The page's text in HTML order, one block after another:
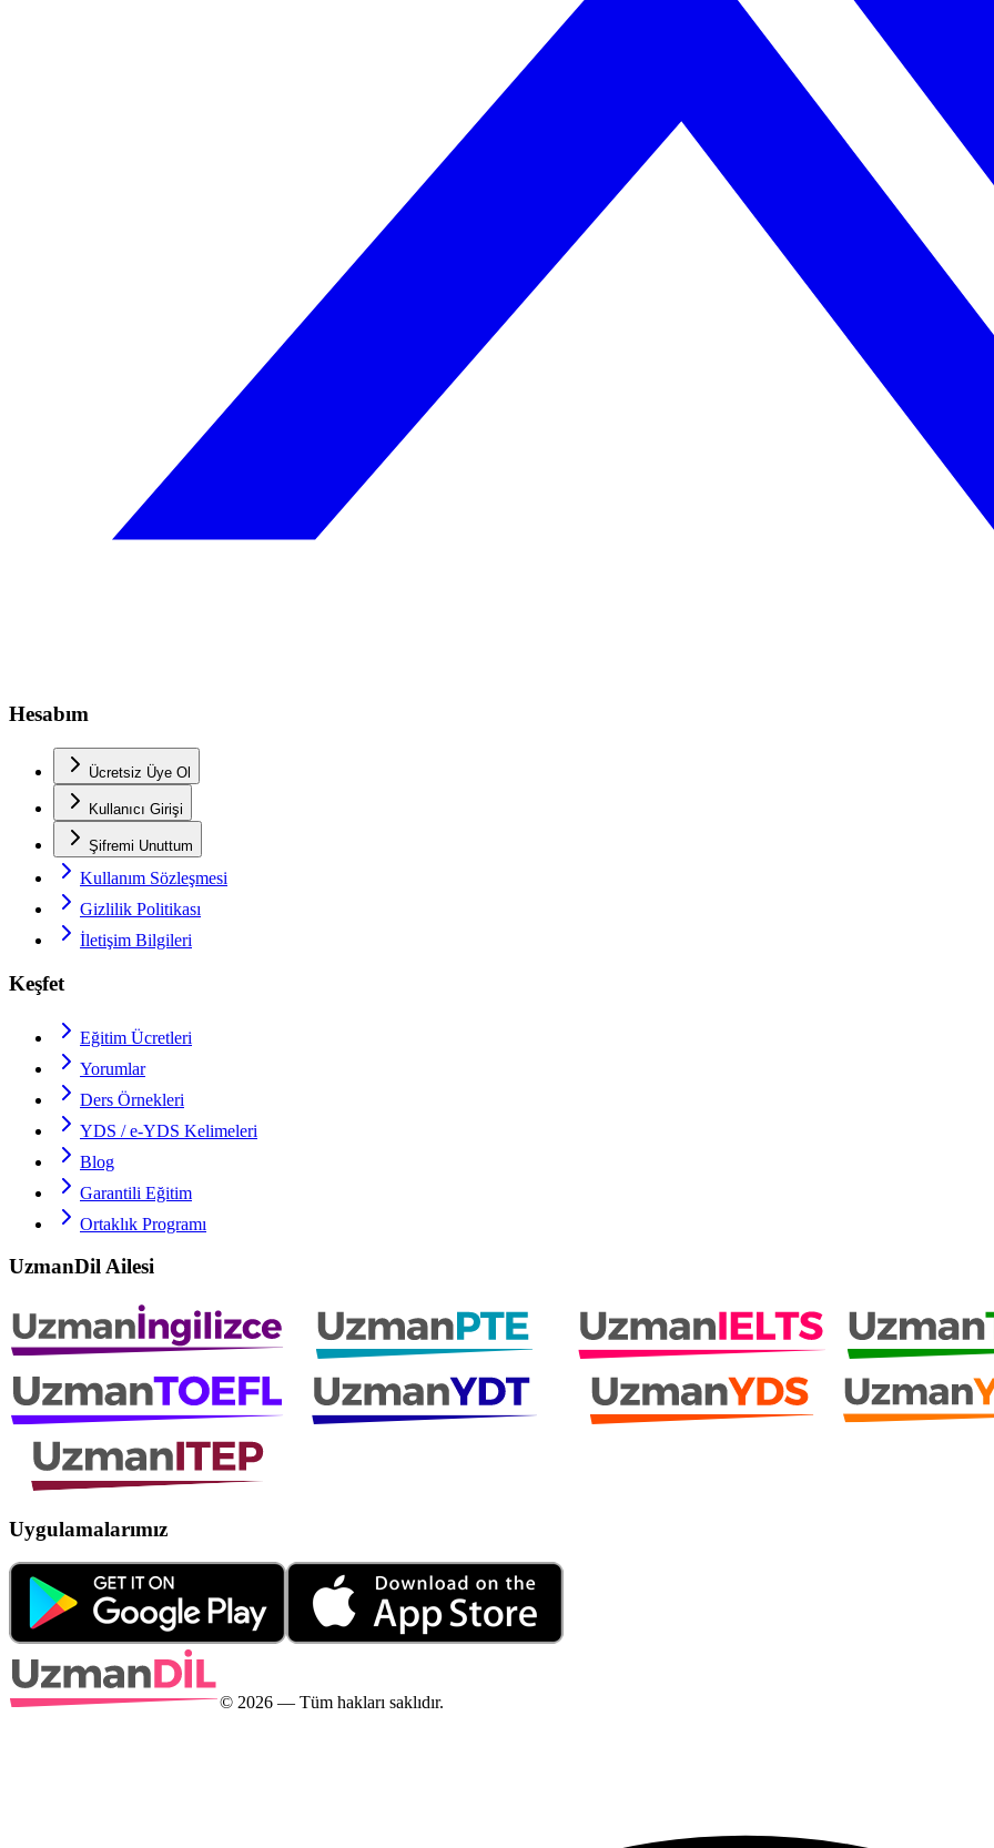
Hesabım
Ücretsiz Üye Ol
Kullanıcı Girişi
Şifremi Unuttum
Kullanım Sözleşmesi
Gizlilik Politikası
İletişim Bilgileri
Keşfet
Eğitim Ücretleri
Yorumlar
Ders Örnekleri
YDS / e-YDS Kelimeleri
Blog
Garantili Eğitim
Ortaklık Programı
UzmanDil Ailesi
Uygulamalarımız
© 2026 — Tüm hakları saklıdır.